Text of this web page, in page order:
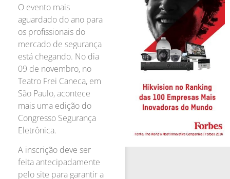
O evento mais
aguardado do ano para
os profissionais do
mercado de segurança
está chegando. No dia
09 de novembro, no
Teatro Frei Caneca, em
São Paulo, acontece
mais uma edição do
Congresso Segurança
Eletrônica.
A inscrição deve ser
feita antecipadamente
pelo site para garantir a